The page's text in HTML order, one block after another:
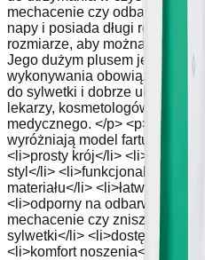
mechacenie czy odbarwienia
napy i posiada długi rękaw.
rozmiarze, aby można było
Jego dużym plusem jest
wykonywania obowiązków w
do sylwetki i dobrze układa.
lekarzy, kosmetologów,
medycznego. </p> <p>A na
wyróżniają model fartucha
<li>prosty krój</li>
styl</li> <li>funkcjonalne
materiału</li> <li>łatwy do
<li>odporny na odbarwienia
mechacenie czy
sylwetki</li> <li>dostępność w
<li>komfort noszenia</li> </ul>